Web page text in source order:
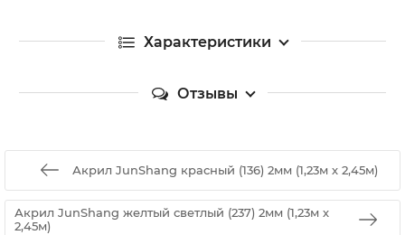
Характеристики
Отзывы
Акрил JunShang красный (136) 2мм (1,23м х 2,45м)
Акрил JunShang желтый светлый (237) 2мм (1,23м х
2,45м)